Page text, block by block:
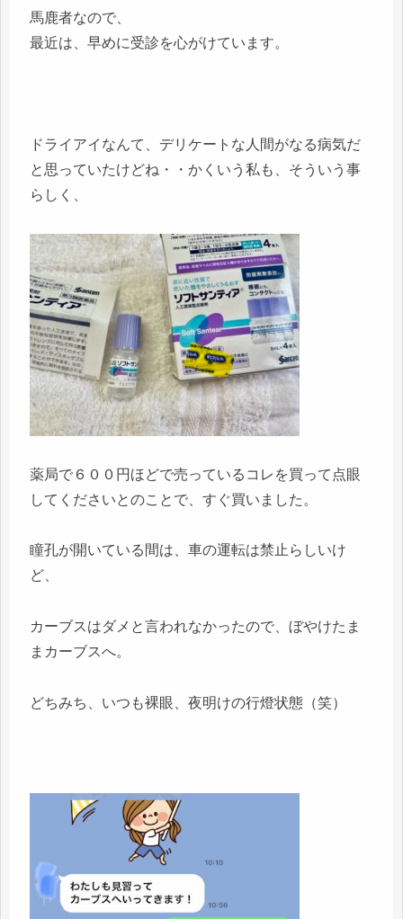
馬鹿者なので、
最近は、早めに受診を心がけています。
ドライアイなんて、デリケートな人間がなる病気だ
と思っていたけどね・・かくいう私も、そういう事
らしく、
薬局で６００円ほどで売っているコレを買って点眼
してくださいとのことで、すぐ買いました。
瞳孔が開いている間は、車の運転は禁止らしいけ
ど、
カーブスはダメと言われなかったので、ぼやけたま
まカーブスへ。
どちみち、いつも裸眼、夜明けの行燈状態（笑）